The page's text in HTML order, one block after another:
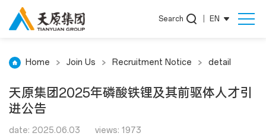
Search EN
Home Join Us Recruitment Notice detail
天原集团2025年磷酸铁锂及其前驱体人才引
进公告
date: 2025.06.03 views: 1973